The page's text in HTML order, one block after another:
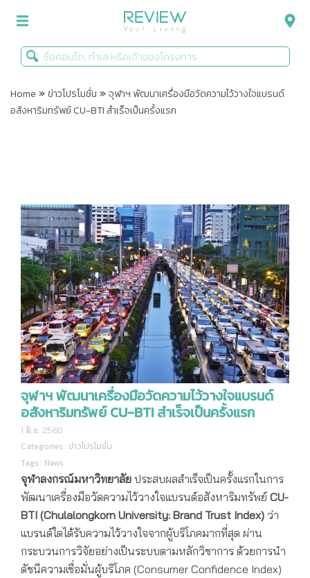
รีวิวคอนโด
Infographic
ข่าวโปรโมชั่น
Home »ข่าวโปรโมชั่น »จุฬาฯ พัฒนาเครื่องมือวัดความไว้วางใจแบรนด์
อสังหาริมทรัพย์ CU-BTI สำเร็จเป็นครั้งแรก
จุฬาฯ พัฒนาเครื่องมือวัดความไว้วางใจแบรนด์
อสังหาริมทรัพย์ CU-BTI สำเร็จเป็นครั้งแรก
1 มิ.ย. 2560
Categories : ข่าวโปรโมชั่น
Tags : News
จุฬาลงกรณ์มหาวิทยาลัย ประสบผลสำเร็จเป็นครั้งแรกในการ
พัฒนาเครื่องมือวัดความไว้วางใจแบรนด์อสังหาริมทรัพย์ CU-
BTI (Chulalongkorn University: Brand Trust Index) ว่า
แบรนด์ใดได้รับความไว้วางใจจากผู้บริโภคมากที่สุด ผ่าน
กระบวนการวิจัยอย่างเป็นระบบตามหลักวิชาการ ด้วยการนำ
ดัชนีความเชื่อมั่นผู้บริโภค (Consumer Confidence Index)